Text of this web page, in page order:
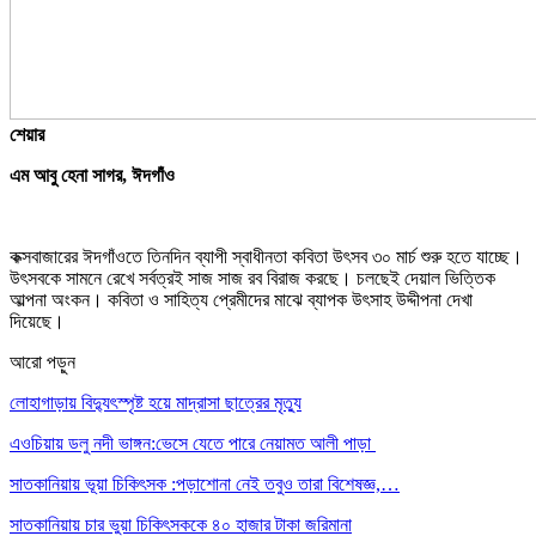
শেয়ার
এম আবু হেনা সাগর, ঈদগাঁও
কক্সবাজারের ঈদগাঁওতে তিনদিন ব্যাপী স্বাধীনতা কবিতা উৎসব ৩০ মার্চ শুরু হতে যাচ্ছে।
উৎসবকে সামনে রেখে সর্বত্রই সাজ সাজ রব বিরাজ করছে। চলছেই দেয়াল ভিত্তিক
আল্পনা অংকন। কবিতা ও সাহিত্য প্রেমীদের মাঝে ব্যাপক উৎসাহ উদ্দীপনা দেখা
দিয়েছে।
আরো পড়ুন
লোহাগাড়ায় বিদ্যুৎস্পৃষ্ট হয়ে মাদ্রাসা ছাত্রের মৃত্যু
এওচিয়ায় ডলু নদী ভাঙ্গন:ভেসে যেতে পারে নেয়ামত আলী পাড়া
সাতকানিয়ায় ভূয়া চিকিৎসক :পড়াশোনা নেই তবুও তারা বিশেষজ্ঞ,…
সাতকানিয়ায় চার ভুয়া চিকিৎসককে ৪০ হাজার টাকা জরিমানা